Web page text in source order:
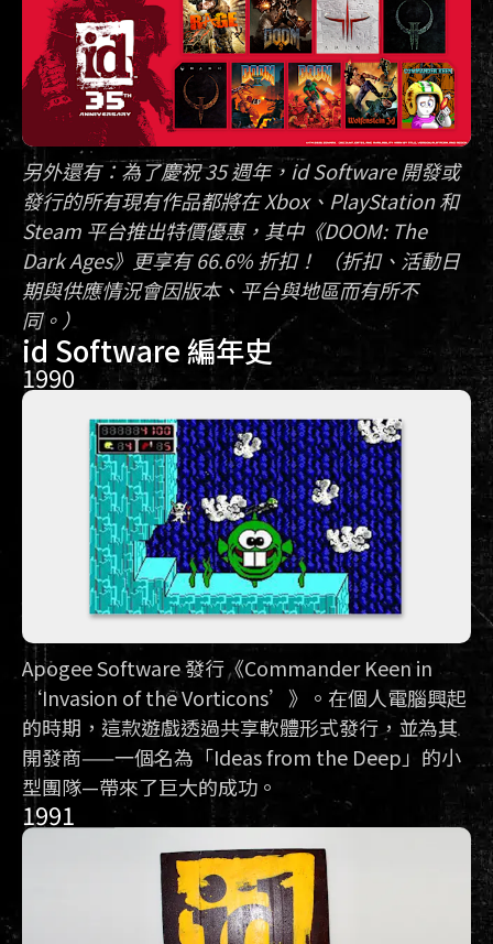
另外還有：為了慶祝 35 週年，id Software 開發或
發行的所有現有作品都將在 Xbox、PlayStation 和
Steam 平台推出特價優惠，其中《DOOM: The
Dark Ages》更享有 66.6% 折扣！ （折扣、活動日
期與供應情況會因版本、平台與地區而有所不
同。）
id Software 編年史
1990
Apogee Software 發行《Commander Keen in
‘Invasion of the Vorticons’》。在個人電腦興起
的時期，這款遊戲透過共享軟體形式發行，並為其
開發商——一個名為「Ideas from the Deep」的小
型團隊—帶來了巨大的成功。
1991